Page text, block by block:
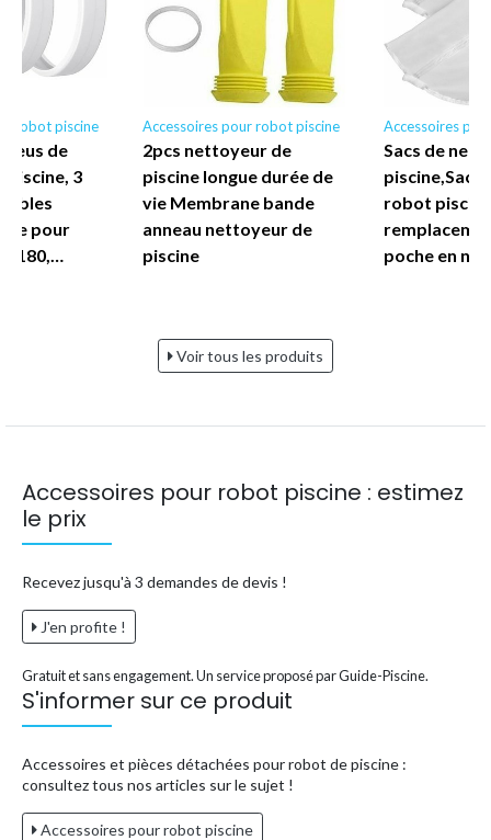
robot piscine
de
Piscine, 3
pour
180,…
Accessoires pour robot piscine
2pcs nettoyeur de
piscine longue durée de
vie Membrane bande
anneau nettoyeur de
piscine
Accessoires
Sacs de
piscine,Sac
robot
poche en
Voir tous les produits
Accessoires pour robot piscine : estimez
le prix
Recevez jusqu'à 3 demandes de devis !
J'en profite !
Gratuit et sans engagement. Un service proposé par Guide-Piscine.
S'informer sur ce produit
Accessoires et pièces détachées pour robot de piscine :
consultez tous nos articles sur le sujet !
Accessoires pour robot piscine